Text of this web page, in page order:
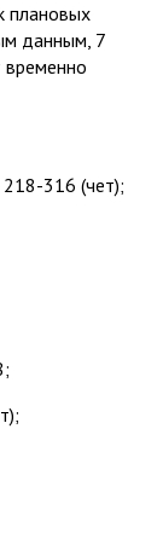
плановых
данным, 7
временно
218-316 (чет);